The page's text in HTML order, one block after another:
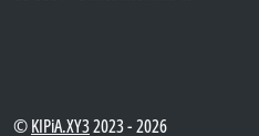
©KIPiA.XY32023 - 2026